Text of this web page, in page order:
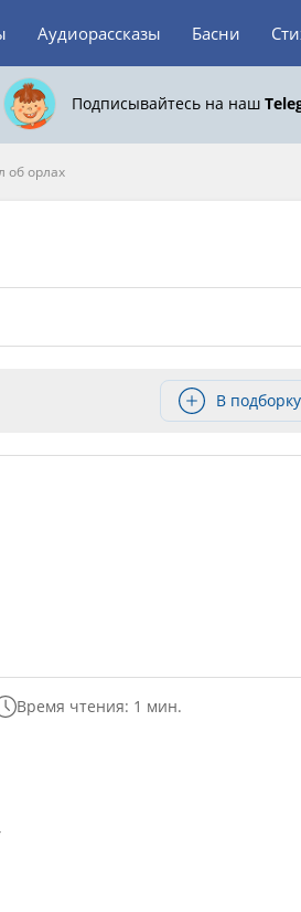
Аудиорассказы Басни
Подписывайтесь на наш
об орлах
В подборку
Время чтения: 1 мин.